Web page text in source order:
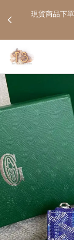
現貨商品下